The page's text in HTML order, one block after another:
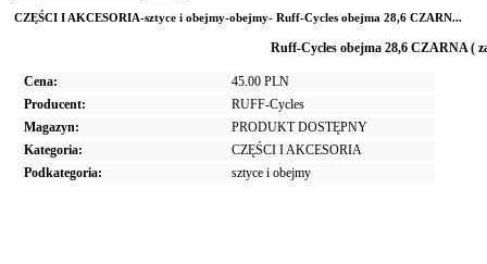
CZĘŚCI I AKCESORIA-sztyce i obejmy-obejmy- Ruff-Cycles obejma 28,6 CZARN...
Ruff-Cycles obejma 28,6 CZARNA (
Cena:
45.00 PLN
Producent:
RUFF-Cycles
Magazyn:
PRODUKT DOSTĘPNY
Kategoria:
CZĘŚCI I AKCESORIA
Podkategoria:
sztyce i obejmy